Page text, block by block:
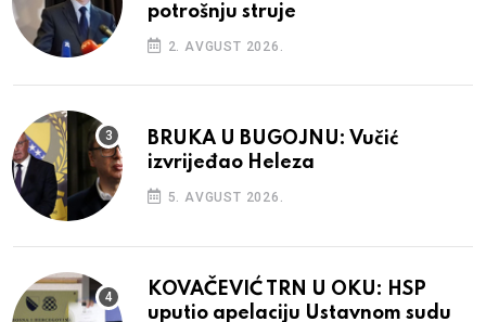
potrošnju struje
2. AVGUST 2026.
BRUKA U BUGOJNU: Vučić
izvrijeđao Heleza
5. AVGUST 2026.
KOVAČEVIĆ TRN U OKU: HSP
uputio apelaciju Ustavnom sudu